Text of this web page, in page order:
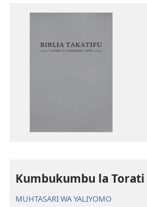
Kumbukumbu la Torati
MUHTASARI WA YALIYOMO